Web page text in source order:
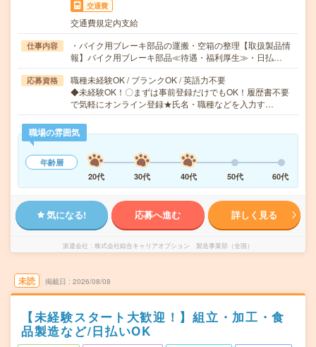
交通費
交通費規定内支給
仕事内容
・バイク用ブレーキ部品の運搬・空箱の整理【取扱製品情
報】バイク用ブレーキ部品≪待遇・福利厚生≫・日払…
応募資格
職種未経験OK / ブランクOK / 英語力不要
◆未経験OK！〇まずは事前登録だけでもOK！履歴書不要
で気軽にオンライン登録★氏名・職種などを入力す…
職場の雰囲気
年齢層
20代
30代 40代 50代 60代
気になる! 応募へ進む 詳しく見る
派遣会社 株式会社綜合キャリアオプション 製造事業部（全国）
未読 掲載日 2026/08/08
【未経験スタート大歓迎！】組立・加工・食
品製造など/日払いOK